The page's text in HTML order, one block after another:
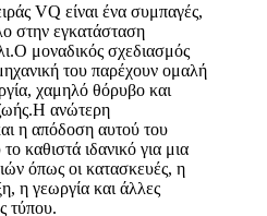
VQ είναι ένα συμπαγές,
στην εγκατάσταση
μοναδικός σχεδιασμός
του παρέχουν ομαλή
χαμηλό θόρυβο και
ανώτερη
η απόδοση αυτού του
καθιστά ιδανικό για μια
όπως οι κατασκευές, η
η γεωργία και άλλες
τύπου.